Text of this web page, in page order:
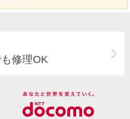
修理OK